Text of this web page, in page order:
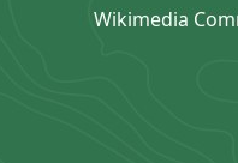
Wikimedia